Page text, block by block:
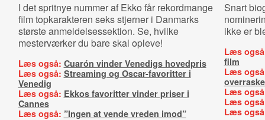
I det spritnye nummer af Ekko får rekordmange
film topkarakteren seks stjerner i Danmarks
største anmeldelsessektion. Se, hvilke
mesterværker du bare skal opleve!
Læs også: Cuarón vinder Venedigs hovedpris
Læs også: Streaming og Oscar-favoritter i
Venedig
Læs også: Ekkos favoritter vinder priser i
Cannes
Læs også: ”Ingen at vende vreden imod”
Snart
ikke er
Læs
film
Læs
Læs
Læs
Læs